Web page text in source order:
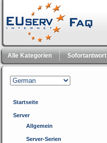
Alle Kategorien Sofortantwort
Startseite
Server
Allgemein
Server-Serien